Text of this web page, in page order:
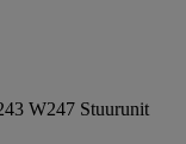
W247 Stuurunit